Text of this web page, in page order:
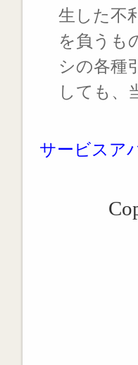
生した不
を負うも
シの各種
しても、
サービスア